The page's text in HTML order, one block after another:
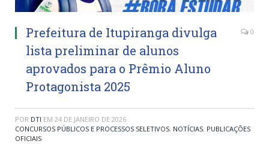
Prefeitura de Itupiranga divulga
lista preliminar de alunos
aprovados para o Prêmio Aluno
Protagonista 2025
0
POR DTI EM 24 DE JANEIRO DE 2026
CONCURSOS PÚBLICOS E PROCESSOS SELETIVOS, NOTÍCIAS, PUBLICAÇÕES
OFICIAIS